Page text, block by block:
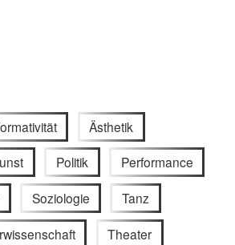
Ästhetik
Politik Performance
Soziologie Tanz
Theater